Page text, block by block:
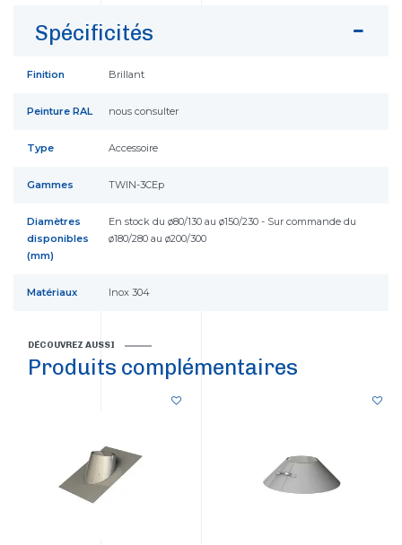
Spécificités
Finition Brillant
Peinture RAL nous consulter
Type Accessoire
Gammes TWIN-3CEp
Diamètres
disponibles
(mm)
En stock du ø80/130 au ø150/230 - Sur commande du
ø180/280 au ø200/300
Matériaux Inox 304
DÉCOUVREZ AUSSI
Produits complémentaires